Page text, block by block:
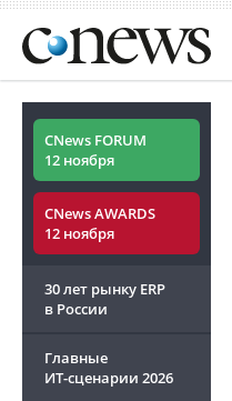
CNews FORUM
12 ноября
CNews AWARDS
12 ноября
30 лет рынку ERP
в России
Главные
ИТ-сценарии 2026